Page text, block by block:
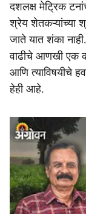
दशलक्ष मेट्रिक
श्रेय शेतकऱ्यांच्या
जाते यात शंका
वाढीचे आणखी एक
आणि त्याविषयीचे
हेही आहे.